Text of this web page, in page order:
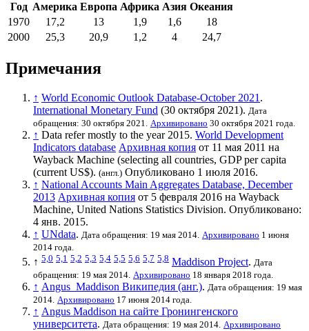
Год Америка Европа Африка Азия Океания
1970
17,2 13 1,9 1,6
18
2000
25,3 20,9 1,2 4 24,7
Примечания
↑ World Economic Outlook Database-October 2021 .
International Monetary Fund (30 октября 2021). Дата
обращения: 30 октября 2021.
Архивировано 30 октября 2021 года.
↑ Data refer mostly to the year 2015. World Development
Indicators database Архивная копия от 11 мая 2011 на
Wayback Machine (selecting all countries, GDP per capita
(current US$). (англ.) Опубликовано 1 июля 2016.
↑ National Accounts Main Aggregates Database, December
2013 Архивная копия от 5 февраля 2016 на Wayback
Machine, United Nations Statistics Division. Опубликовано:
4 янв. 2015.
↑ UNdata. Дата обращения: 19 мая 2014. Архивировано 1 июня
2014 года.
↑ 5,0 5,1 5,2 5,3 5,4 5,5 5,6 5,7 5,8 Maddison Project. Дата
обращения: 19 мая 2014. Архивировано 18 января 2018 года.
↑ Angus_Maddison Википедия (анг.). Дата обращения: 19 мая
2014. Архивировано 17 июня 2014 года.
↑ Angus Maddison на сайте Гронингенского
университета. Дата обращения: 19 мая 2014. Архивировано